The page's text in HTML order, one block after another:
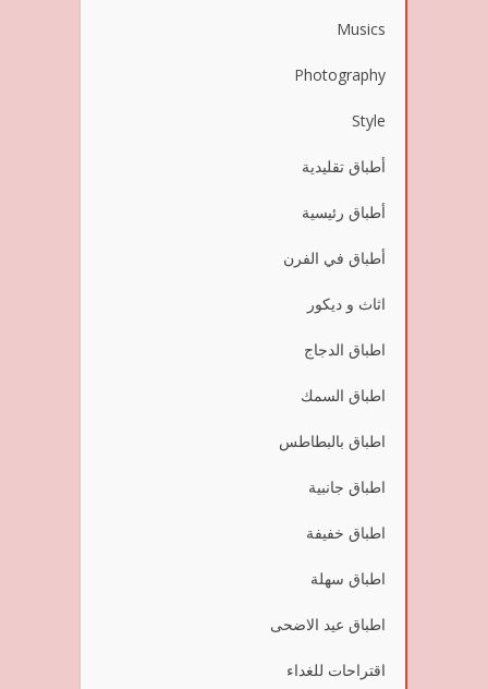
Musics
Photography
Style
أطباق تقليدية
أطباق رئيسية
أطباق في الفرن
اثاث و ديكور
اطباق الدجاج
اطباق السمك
اطباق بالبطاطس
اطباق جانبية
اطباق خفيفة
اطباق سهلة
اطباق عيد الاضحى
اقتراحات للغداء